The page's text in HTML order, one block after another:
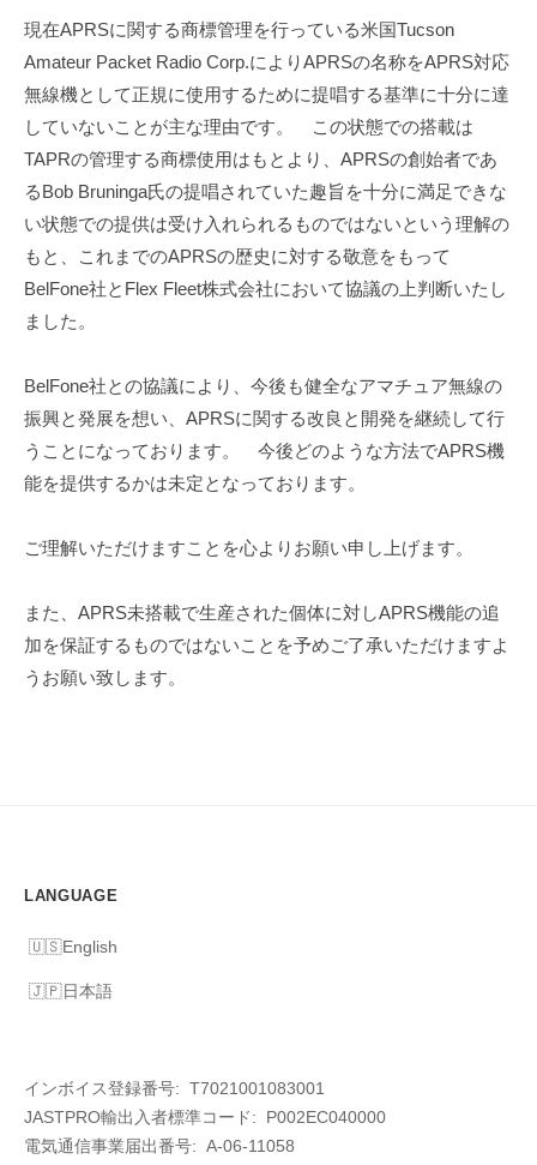
現在APRSに関する商標管理を行っている米国Tucson
Amateur Packet Radio Corp.によりAPRSの名称をAPRS対応
無線機として正規に使用するために提唱する基準に十分に達
していないことが主な理由です。 この状態での搭載は
TAPRの管理する商標使用はもとより、APRSの創始者であ
るBob Bruninga氏の提唱されていた趣旨を十分に満足できな
い状態での提供は受け入れられるものではないという理解の
もと、これまでのAPRSの歴史に対する敬意をもって
BelFone社とFlex Fleet株式会社において協議の上判断いたし
ました。
BelFone社との協議により、今後も健全なアマチュア無線の
振興と発展を想い、APRSに関する改良と開発を継続して行
うことになっております。 今後どのような方法でAPRS機
能を提供するかは未定となっております。
ご理解いただけますことを心よりお願い申し上げます。
また、APRS未搭載で生産された個体に対しAPRS機能の追
加を保証するものではないことを予めご了承いただけますよ
うお願い致します。
LANGUAGE
English
日本語
インボイス登録番号: T7021001083001
JASTPRO輸出入者標準コード: P002EC040000
電気通信事業届出番号: A-06-11058